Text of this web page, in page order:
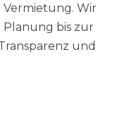
Wir
bis zur
und